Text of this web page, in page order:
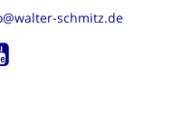
schmitz.de